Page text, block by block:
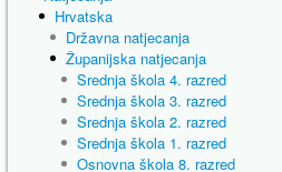
Hrvatska
Državna natjecanja
Županijska natjecanja
Srednja škola 4. razred
Srednja škola 3. razred
Srednja škola 2. razred
Srednja škola 1. razred
Osnovna škola 8. razred